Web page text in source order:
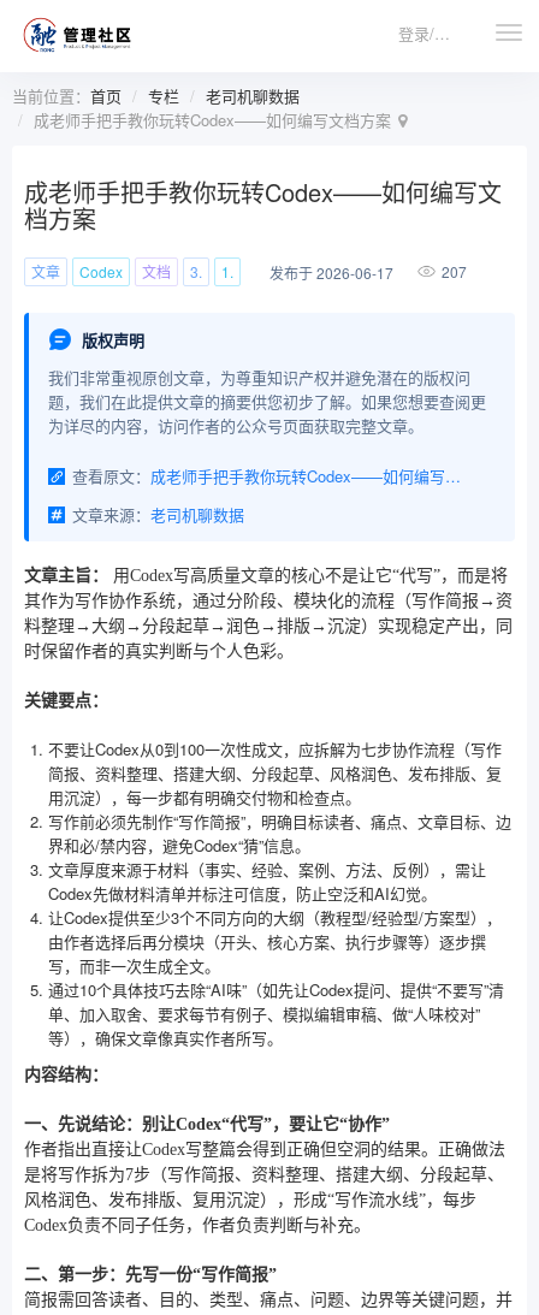
登录/注册
当前位置： 首页 专栏
老司机聊数据
成老师手把手教你玩转Codex——如何编写文档方案
成老师手把手教你玩转Codex——如何编写文
档方案
文章 Codex 文档 3. 1. 发布于 2026-06-17 207
版权声明
我们非常重视原创文章，为尊重知识产权并避免潜在的版权问
题，我们在此提供文章的摘要供您初步了解。如果您想要查阅更
为详尽的内容，访问作者的公众号页面获取完整文章。
查看原文：
成老师手把手教你玩转Codex——如何编写文档方案
文章来源： 老司机聊数据
文章主旨：
用Codex写高质量文章的核心不是让它“代写”，而是将
其作为写作协作系统，通过分阶段、模块化的流程（写作简报→资
料整理→大纲→分段起草→润色→排版→沉淀）实现稳定产出，同
时保留作者的真实判断与个人色彩。
关键要点：
不要让Codex从0到100一次性成文，应拆解为七步协作流程（写作
简报、资料整理、搭建大纲、分段起草、风格润色、发布排版、复
用沉淀），每一步都有明确交付物和检查点。
写作前必须先制作“写作简报”，明确目标读者、痛点、文章目标、边
界和必/禁内容，避免Codex“猜”信息。
文章厚度来源于材料（事实、经验、案例、方法、反例），需让
Codex先做材料清单并标注可信度，防止空泛和AI幻觉。
让Codex提供至少3个不同方向的大纲（教程型/经验型/方案型），
由作者选择后再分模块（开头、核心方案、执行步骤等）逐步撰
写，而非一次生成全文。
通过10个具体技巧去除“AI味”（如先让Codex提问、提供“不要写”清
单、加入取舍、要求每节有例子、模拟编辑审稿、做“人味校对”
等），确保文章像真实作者所写。
内容结构：
一、先说结论：别让Codex“代写”，要让它“协作”
作者指出直接让Codex写整篇会得到正确但空洞的结果。正确做法
是将写作拆为7步（写作简报、资料整理、搭建大纲、分段起草、
风格润色、发布排版、复用沉淀），形成“写作流水线”，每步
Codex负责不同子任务，作者负责判断与补充。
二、第一步：先写一份“写作简报”
简报需回答读者、目的、类型、痛点、问题、边界等关键问题，并